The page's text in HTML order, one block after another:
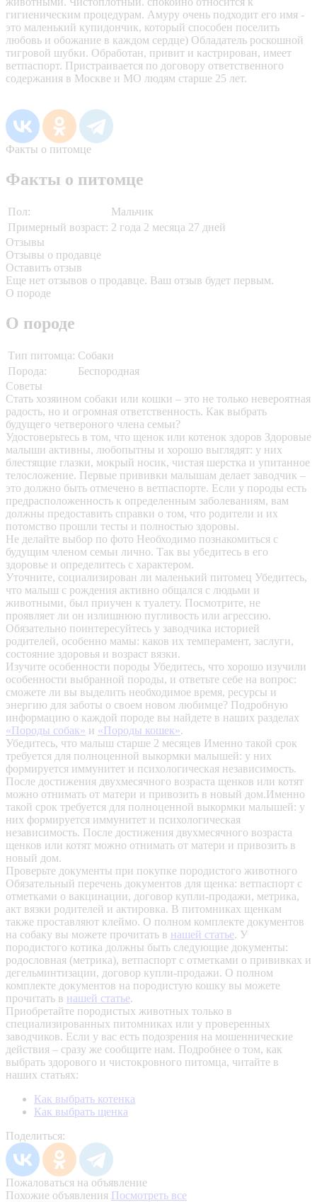
гигиеническим процедурам. Амуру очень подходит его имя -
это маленький купидончик, который способен поселить
любовь и обожание в каждом сердце) Обладатель роскошной
тигровой шубки. Обработан, привит и кастрирован, имеет
ветпаспорт. Пристраивается по договору ответственного
содержания в Москве и МО людям старше 25 лет.
Факты о питомце
Факты о питомце
Пол:
Мальчик
Примерный возраст: 2 года 2 месяца 27 дней
Отзывы
Отзывы о продавце
Оставить отзыв
Еще нет отзывов о продавце. Ваш отзыв будет первым.
О породе
О породе
Тип питомца: Собаки
Порода:
Беспородная
Советы
Стать хозяином собаки или кошки – это не только невероятная
радость, но и огромная ответственность. Как выбрать
будущего четвероного члена семьи?
Удостоверьтесь в том, что щенок или котенок здоров Здоровые
малыши активны, любопытны и хорошо выглядят: у них
блестящие глазки, мокрый носик, чистая шерстка и упитанное
телосложение. Первые прививки малышам делает заводчик –
это должно быть отмечено в ветпаспорте. Если у породы есть
предрасположенность к определенным заболеваниям, вам
должны предоставить справки о том, что родители и их
потомство прошли тесты и полностью здоровы.
Не делайте выбор по фото Необходимо познакомиться с
будущим членом семьи лично. Так вы убедитесь в его
здоровье и определитесь с характером.
Уточните, социализирован ли маленький питомец Убедитесь,
что малыш с рождения активно общался с людьми и
животными, был приучен к туалету. Посмотрите, не
проявляет ли он излишнюю пугливость или агрессию.
Обязательно поинтересуйтесь у заводчика историей
родителей, особенно мамы: каков их темперамент, заслуги,
состояние здоровья и возраст вязки.
Изучите особенности породы Убедитесь, что хорошо изучили
особенности выбранной породы, и ответьте себе на вопрос:
сможете ли вы выделить необходимое время, ресурсы и
энергию для заботы о своем новом любимце? Подробную
информацию о каждой породе вы найдете в наших разделах
«Породы собак» и «Породы кошек».
Убедитесь, что малыш старше 2 месяцев Именно такой срок
требуется для полноценной выкормки малышей: у них
формируется иммунитет и психологическая независимость.
После достижения двухмесячного возраста щенков или котят
можно отнимать от матери и привозить в новый дом.Именно
такой срок требуется для полноценной выкормки малышей: у
них формируется иммунитет и психологическая
независимость. После достижения двухмесячного возраста
щенков или котят можно отнимать от матери и привозить в
новый дом.
Проверьте документы при покупке породистого животного
Обязательный перечень документов для щенка: ветпаспорт с
отметками о вакцинации, договор купли-продажи, метрика,
акт вязки родителей и актировка. В питомниках щенкам
также проставляют клеймо. О полном комплекте документов
на собаку вы можете прочитать в нашей статье. У
породистого котика должны быть следующие документы:
родословная (метрика), ветпаспорт с отметками о прививках и
дегельминтизации, договор купли-продажи. О полном
комплекте документов на породистую кошку вы можете
прочитать в нашей статье.
Приобретайте породистых животных только в
специализированных питомниках или у проверенных
заводчиков. Если у вас есть подозрения на мошеннические
действия – сразу же сообщите нам. Подробнее о том, как
выбрать здорового и чистокровного питомца, читайте в
наших статьях:
Как выбрать котенка
Как выбрать щенка
Поделиться:
Пожаловаться на объявление
Похожие объявления Посмотреть все